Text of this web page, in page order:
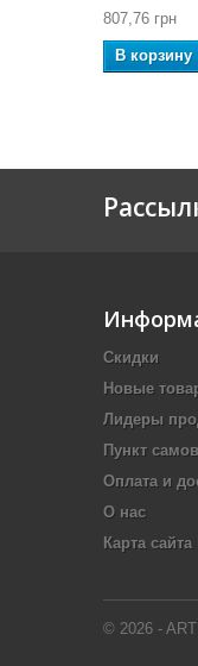
807,76 грн
В корзину
Скидки
Новые
Лидеры
Пункт
Оплата и
О нас
Карта сайта
© 2026 -